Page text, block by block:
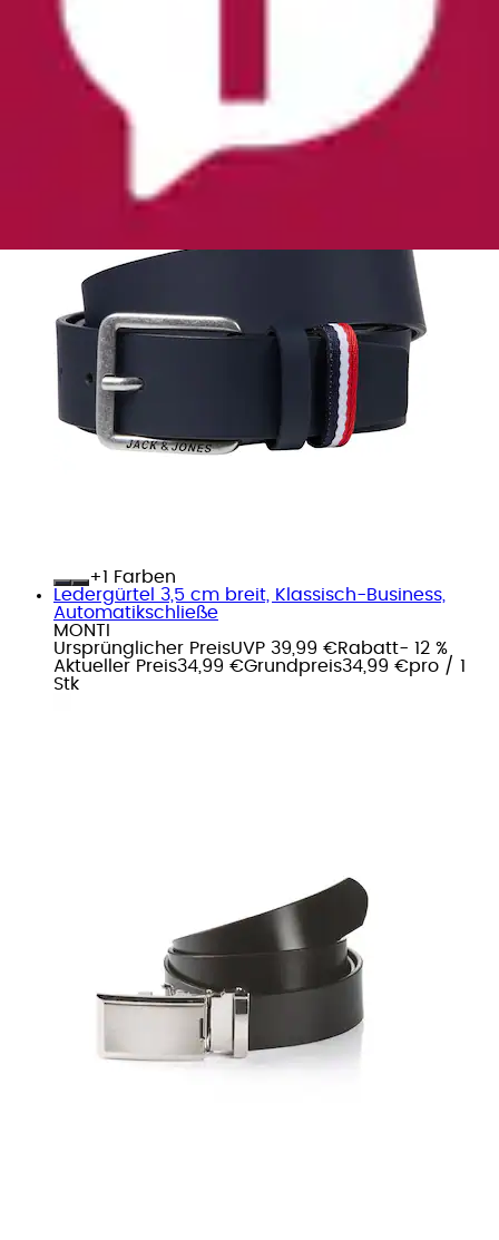
+
Farben
Ledergürtel 3,5 cm breit, Klassisch-Business,
Automatikschließe
MONTI
Ursprünglicher PreisUVP 39,99 €Rabatt- 12 %
Aktueller Preis34,99 €Grundpreis34,99 €pro / 1
Stk